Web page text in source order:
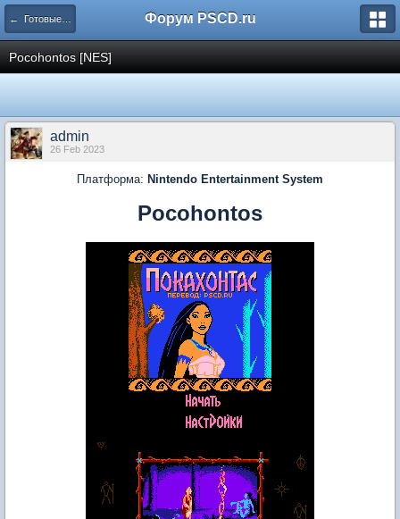
← Готовые проекты Форум PSCD.ru
Pocohontos [NES]
admin
26 Feb 2023
Платформа: Nintendo Entertainment System
Pocohontos